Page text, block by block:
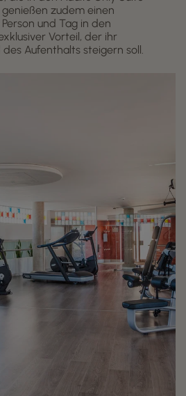
zudem einen
und Tag in den
Vorteil, der ihr
Aufenthalts steigern soll.